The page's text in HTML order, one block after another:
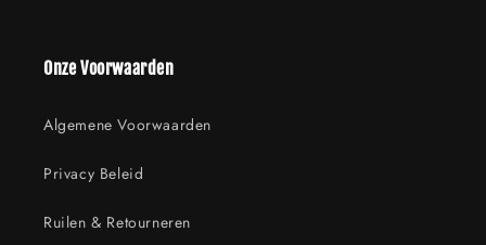
Onze Voorwaarden
Algemene Voorwaarden
Privacy Beleid
Ruilen & Retourneren